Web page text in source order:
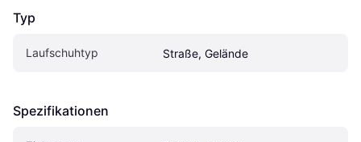
Typ
Laufschuhtyp Straße, Gelände
Spezifikationen